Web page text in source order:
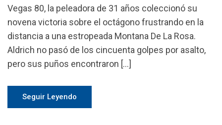
Vegas 80, la peleadora de 31 años coleccionó su
novena victoria sobre el octágono frustrando en la
distancia a una estropeada Montana De La Rosa.
Aldrich no pasó de los cincuenta golpes por asalto,
pero sus puños encontraron […]
Seguir Leyendo